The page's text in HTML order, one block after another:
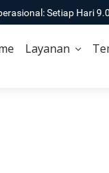
Setiap Hari
Layanan